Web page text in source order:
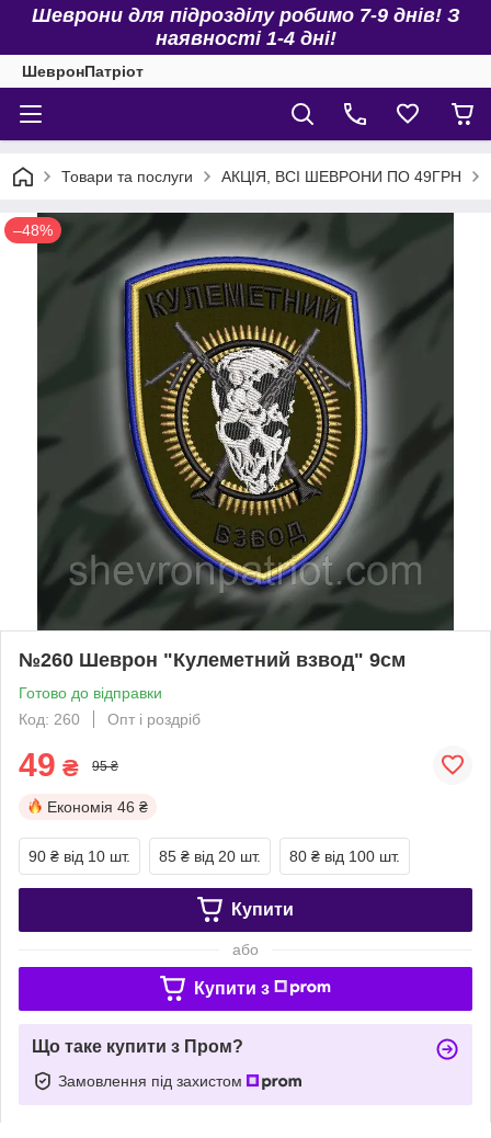
Шеврони для підрозділу робимо 7-9 днів! З
наявності 1-4 дні!
ШевронПатріот
Товари та послуги АКЦІЯ, ВСІ ШЕВРОНИ ПО 49ГРН
–48%
№260 Шеврон "Кулеметний взвод" 9см
Готово до відправки
Код: 260
Опт і роздріб
49 ₴ 95 ₴
Економія 46 ₴
90 ₴ від 10 шт. 85 ₴ від 20 шт. 80 ₴ від 100 шт.
Купити
або
Купити з
Що таке купити з Пром?
Замовлення під захистом